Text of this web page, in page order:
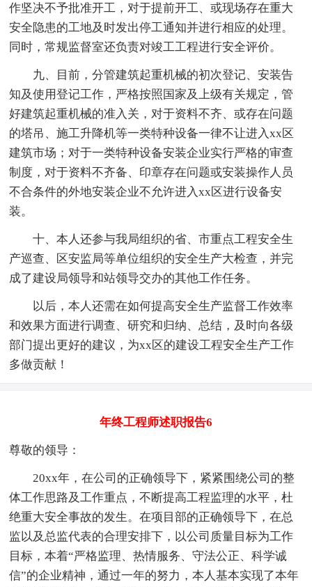
作坚决不予批准开工，对于提前开工、或现场存在重大
安全隐患的工地及时发出停工通知并进行相应的处理。
同时，常规监督室还负责对竣工工程进行安全评价。
九、目前，分管建筑起重机械的初次登记、安装告
知及使用登记工作，严格按照国家及上级有关规定，管
好建筑起重机械的准入关，对于资料不齐、或存在问题
的塔吊、施工升降机等一类特种设备一律不让进入xx区
建筑市场；对于一类特种设备安装企业实行严格的审查
制度，对于资料不齐备、印章存在问题或安装操作人员
不合条件的外地安装企业不允许进入xx区进行设备安
装。
十、本人还参与我局组织的省、市重点工程安全生
产巡查、区安监局等单位组织的安全生产大检查，并完
成了建设局领导和站领导交办的其他工作任务。
以后，本人还需在如何提高安全生产监督工作效率
和效果方面进行调查、研究和归纳、总结，及时向各级
部门提出更好的建议，为xx区的建设工程安全生产工作
多做贡献！
年终工程师述职报告6
尊敬的领导：
20xx年，在公司的正确领导下，紧紧围绕公司的整
体工作思路及工作重点，不断提高工程监理的水平，杜
绝重大安全事故的发生。在项目部的正确领导下，在总
监以及总监代表的合理安排下，以公司质量目标为工作
目标，本着“严格监理、热情服务、守法公正、科学诚
信”的企业精神，通过一年的努力，本人基本实现了本年